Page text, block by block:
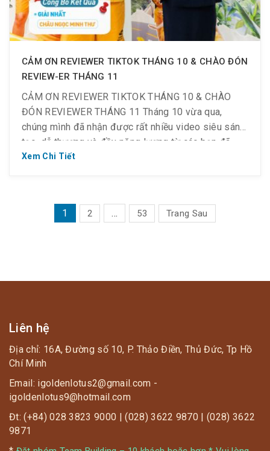
CẢM ƠN REVIEWER TIKTOK THÁNG 10 & CHÀO ĐÓN
REVIEW-ER THÁNG 11
CẢM ƠN REVIEWER TIKTOK THÁNG 10 & CHÀO
ĐÓN REVIEWER THÁNG 11 Tháng 10 vừa qua,
chúng mình đã nhận được rất nhiều video siêu sáng
tạo, dễ thương và đầy năng lượng từ các bạn đã
tham gia sự kiện Review TikTok – nhận quà siêu
Xem Chi Tiết
PHÂN
TRANG
1 2 … 53 Trang Sau
Liên hệ
Địa chỉ: 16A, Đường số 10, P. Thảo Điền, Thủ Đức, Tp Hồ
Chí Minh
Email: igoldenlotus2@gmail.com -
igoldenlotus9@hotmail.com
Đt: (+84) 028 3823 9000 | (028) 3622 9870 | (028) 3622
9871